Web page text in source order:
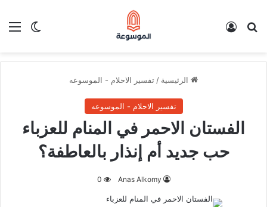
الوضع بحث عن
الرئيسية / تفسير الاحلام - الموسوعه
تفسير الاحلام - الموسوعه
الفستان الاحمر في المنام للعزباء
حب جديد أم إنذار بالعاطفة؟
Anas Alkomy
0